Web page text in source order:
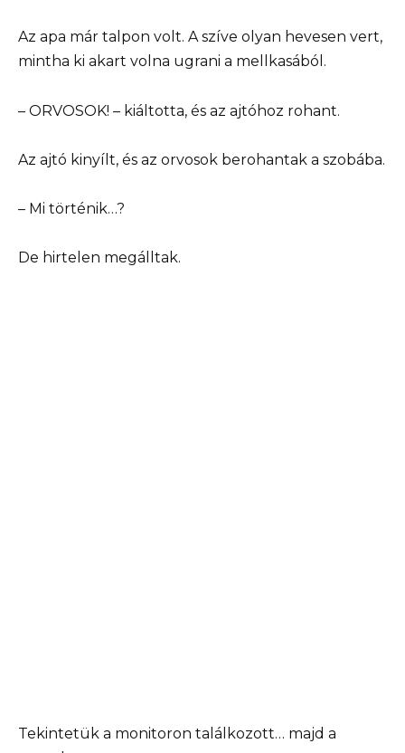
Az apa már talpon volt. A szíve olyan hevesen vert,
mintha ki akart volna ugrani a mellkasából.
– ORVOSOK! – kiáltotta, és az ajtóhoz rohant.
Az ajtó kinyílt, és az orvosok berohantak a szobába.
– Mi történik…?
De hirtelen megálltak.
Tekintetük a monitoron találkozott… majd a